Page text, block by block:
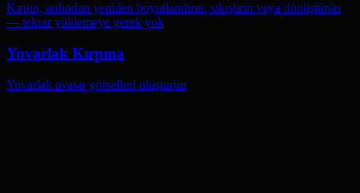
Kırpın, ardından yeniden boyutlandırın, sıkıştırın veya dönüştürün
— tekrar yüklemeye gerek yok
Yuvarlak Kırpma
Yuvarlak avatar görselleri oluşturun